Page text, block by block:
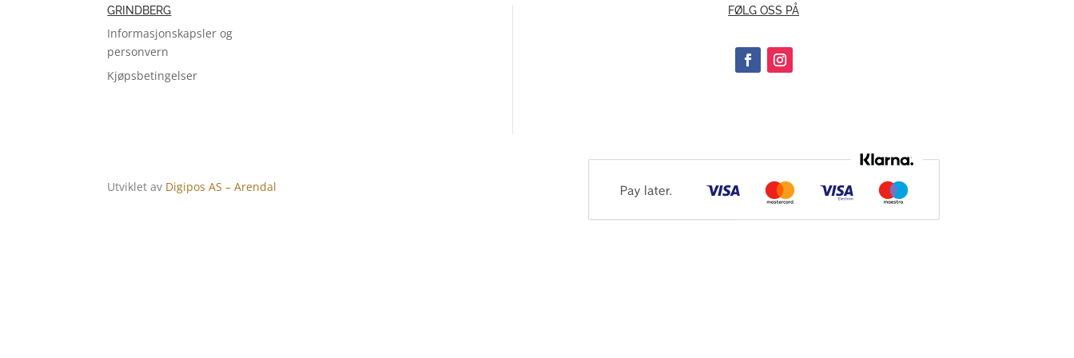
GRINDBERG
Informasjonskapsler og
personvern
Kjøpsbetingelser
FØLG OSS PÅ
Utviklet av Digipos AS – Arendal